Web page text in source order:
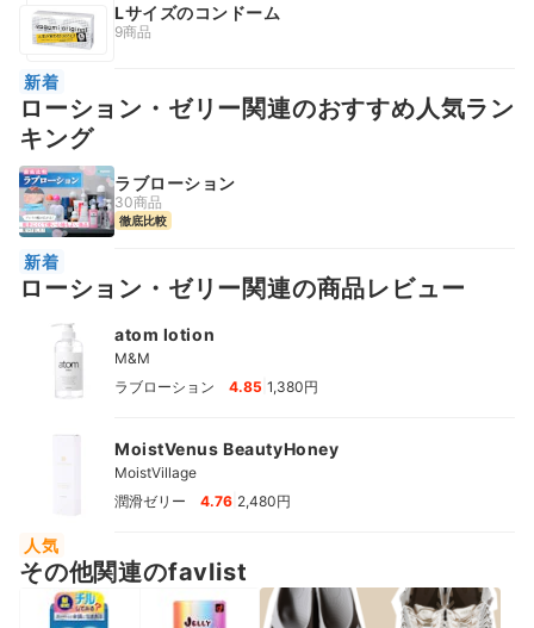
Lサイズのコンドーム
9商品
新着
ローション・ゼリー関連のおすすめ人気ラン
キング
ラブローション
30商品
徹底比較
新着
ローション・ゼリー関連の商品レビュー
atom lotion
M&M
ラブローション
4.85 1,380円
MoistVenus BeautyHoney
MoistVillage
潤滑ゼリー
4.76 2,480円
人気
その他関連のfavlist